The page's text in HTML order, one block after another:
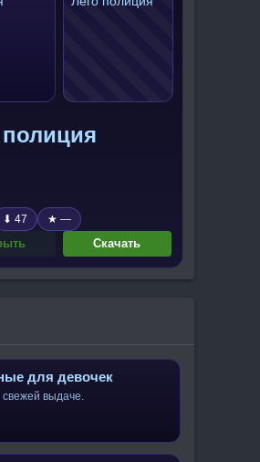
⬇ 47 ★ —
Скачать
для девочек
выдаче.